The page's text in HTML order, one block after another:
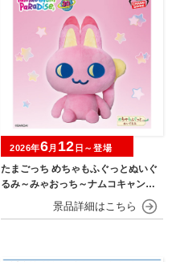
たまごっち めちゃもふぐっとぬいぐ
るみ～みゃおっち～ナムコキャンペ
2026年6月 12 日～登場